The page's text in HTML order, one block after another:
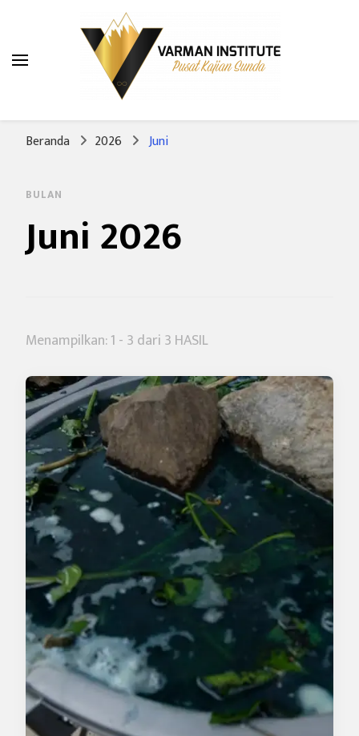
Varman Institute
Pusat Kajian Sunda
Beranda 2026 Juni
BULAN
Juni 2026
Menampilkan: 1 - 3 dari 3 HASIL